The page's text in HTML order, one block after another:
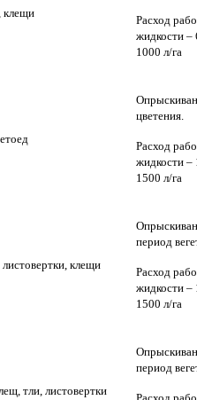
клещи
Расход
жидкости –
1000 л/га
цветения.
Расход
жидкости –
1500 л/га
клещи
период
Расход
жидкости –
1500 л/га
тли, листовертки
период